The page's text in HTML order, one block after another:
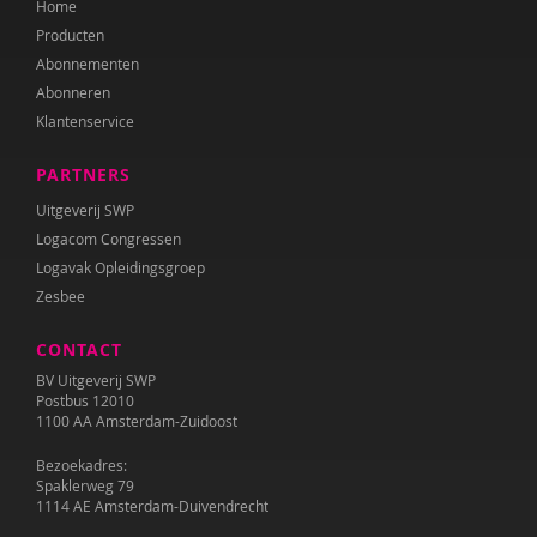
Annet Weterings
Iris Wierdsma
Merel van der Wouden
Home
Producten
Abonnementen
Abonneren
Klantenservice
PARTNERS
Uitgeverij SWP
Logacom Congressen
Logavak Opleidingsgroep
Zesbee
CONTACT
BV Uitgeverij SWP
Postbus 12010
1100 AA Amsterdam-Zuidoost
Bezoekadres:
Spaklerweg 79
1114 AE Amsterdam-Duivendrecht